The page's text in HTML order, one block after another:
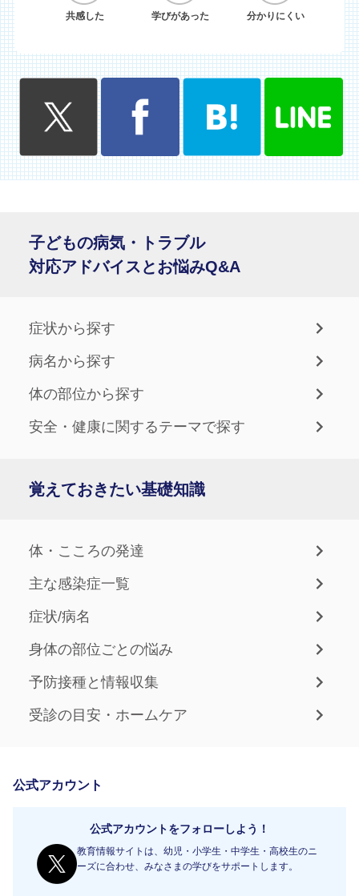
共感した 学びがあった 分かりにくい
子どもの病気・トラブル
対応アドバイスとお悩みQ&A
症状から探す
病名から探す
体の部位から探す
安全・健康に関するテーマで探す
覚えておきたい基礎知識
体・こころの発達
主な感染症一覧
症状/病名
身体の部位ごとの悩み
予防接種と情報収集
受診の目安・ホームケア
公式アカウント
公式アカウントをフォローしよう！
教育情報サイトは、幼児・小学生・中学生・高校生のニ
ーズに合わせ、みなさまの学びをサポートします。